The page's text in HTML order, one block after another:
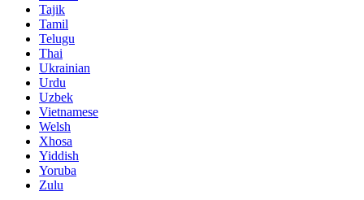
Tajik
Tamil
Telugu
Thai
Ukrainian
Urdu
Uzbek
Vietnamese
Welsh
Xhosa
Yiddish
Yoruba
Zulu